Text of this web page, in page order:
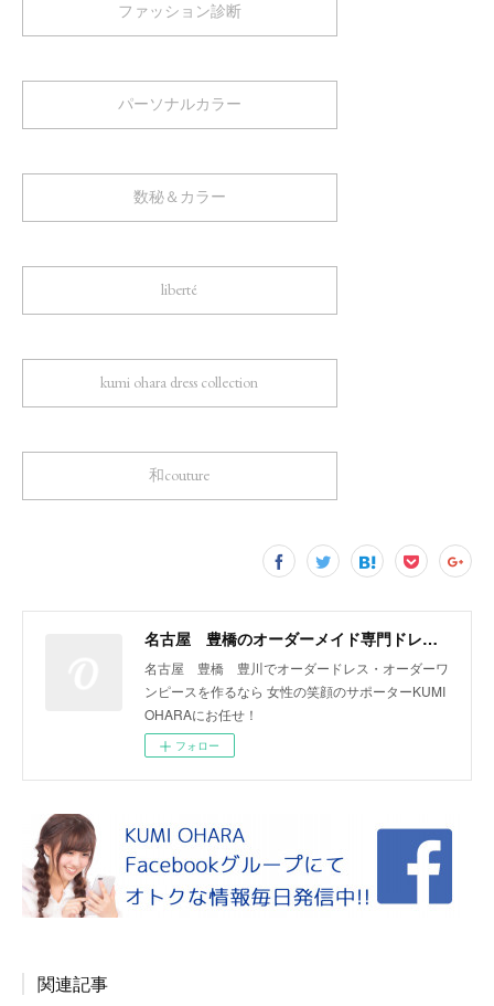
ファッション診断
パーソナルカラー
数秘＆カラー
liberté
kumi ohara dress collection
和couture
名古屋 豊橋のオーダーメイド専門ドレスデザイナー KUMI OHARA
名古屋 豊橋 豊川でオーダードレス・オーダーワ
ンピースを作るなら 女性の笑顔のサポーターKUMI
OHARAにお任せ！
フォロー
関連記事